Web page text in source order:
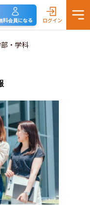
料会員になる ログイン
・学科